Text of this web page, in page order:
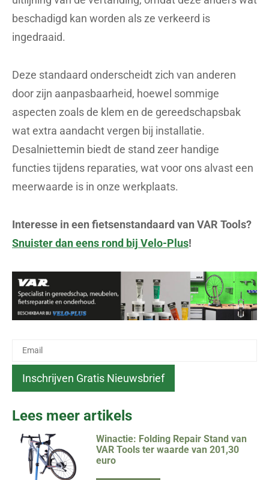
beschadigd kan worden als ze verkeerd is
ingedraaid.
Deze standaard onderscheidt zich van anderen
door zijn aanpasbaarheid, hoewel sommige
aspecten zoals de klem en de gereedschapsbak
wat extra aandacht vergen bij installatie.
Desalniettemin biedt de stand zeer handige
functies tijdens reparaties, wat voor ons alvast een
meerwaarde is in onze werkplaats.
Interesse in een fietsenstandaard van VAR Tools?
Snuister dan eens rond bij Velo-Plus!
Lees meer artikels
Winactie: Folding Repair Stand van
VAR Tools ter waarde van 201,30
euro